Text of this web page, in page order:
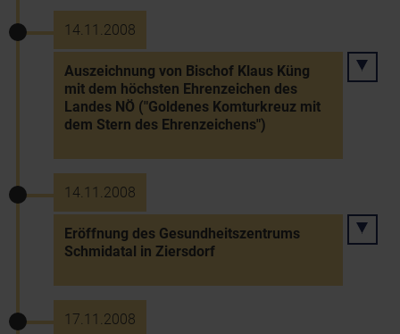
14.11.2008
Auszeichnung von Bischof Klaus Küng
mit dem höchsten Ehrenzeichen des
Landes NÖ ("Goldenes Komturkreuz mit
dem Stern des Ehrenzeichens")
14.11.2008
Eröffnung des Gesundheitszentrums
Schmidatal in Ziersdorf
17.11.2008